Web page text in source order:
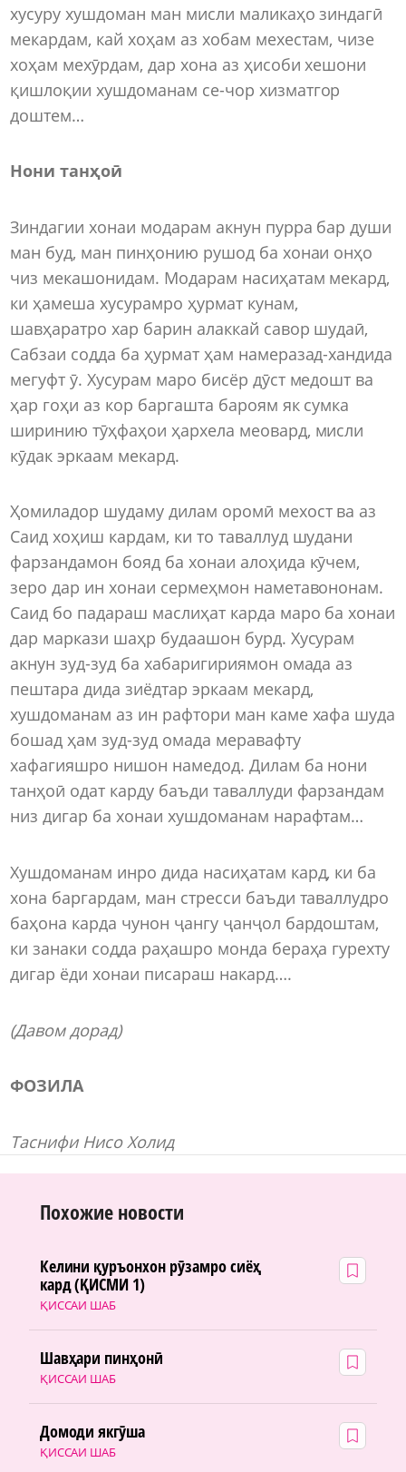
хусуру хушдоман ман мисли маликаҳо зиндагӣ
мекардам, кай хоҳам аз хобам мехестам, чизе
хоҳам мехӯрдам, дар хона аз ҳисоби хешони
қишлоқии хушдоманам се-чор хизматгор
доштем…
Нони танҳоӣ
Зиндагии хонаи модарам акнун пурра бар души
ман буд, ман пинҳонию рушод ба хонаи онҳо
чиз мекашонидам. Модарам насиҳатам мекард,
ки ҳамеша хусурамро ҳурмат кунам,
шавҳаратро хар барин алаккай савор шудаӣ,
Сабзаи содда ба ҳурмат ҳам намеразад-хандида
мегуфт ӯ. Хусурам маро бисёр дӯст медошт ва
ҳар гоҳи аз кор баргашта бароям як сумка
ширинию тӯҳфаҳои ҳархела меовард, мисли
кӯдак эркаам мекард.
Ҳомиладор шудаму дилам оромӣ мехост ва аз
Саид хоҳиш кардам, ки то таваллуд шудани
фарзандамон бояд ба хонаи алоҳида кӯчем,
зеро дар ин хонаи сермеҳмон наметавононам.
Саид бо падараш маслиҳат карда маро ба хонаи
дар маркази шаҳр будаашон бурд. Хусурам
акнун зуд-зуд ба хабаригириямон омада аз
пештара дида зиёдтар эркаам мекард,
хушдоманам аз ин рафтори ман каме хафа шуда
бошад ҳам зуд-зуд омада меравафту
хафагияшро нишон намедод. Дилам ба нони
танҳоӣ одат карду баъди таваллуди фарзандам
низ дигар ба хонаи хушдоманам нарафтам…
Хушдоманам инро дида насиҳатам кард, ки ба
хона баргардам, ман стресси баъди таваллудро
баҳона карда чунон ҷангу ҷанҷол бардоштам,
ки занаки содда раҳашро монда бераҳа гурехту
дигар ёди хонаи писараш накард….
(Давом дорад)
ФОЗИЛА
Таснифи Нисо Холид
Похожие новости
ҚИССАИ ШАБ
Келини қуръонхон рӯзамро сиёҳ
кард (ҚИСМИ 1)
ҚИССАИ ШАБ
Шавҳари пинҳонӣ
ҚИССАИ ШАБ
Домоди якгӯша